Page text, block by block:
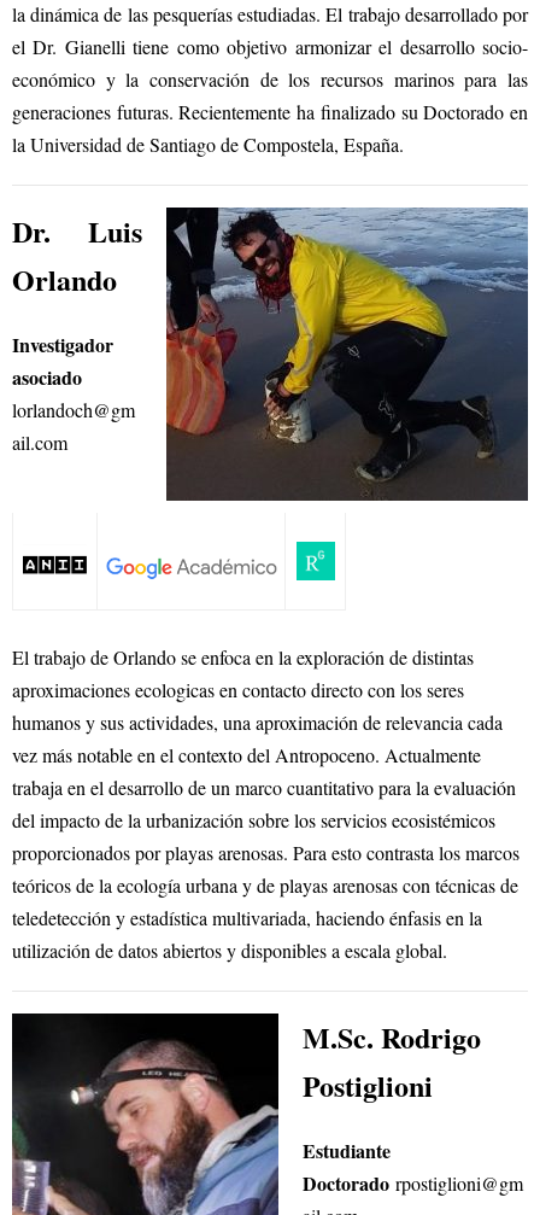
la dinámica de las pesquerías estudiadas. El trabajo desarrollado por
el Dr. Gianelli tiene como objetivo armonizar el desarrollo socio-
económico y la conservación de los recursos marinos para las
generaciones futuras. Recientemente ha finalizado su Doctorado en
la Universidad de Santiago de Compostela, España.
Dr. Luis
Orlando
Investigador
asociado
lorlandoch@gm
ail.com
El trabajo de Orlando se enfoca en la exploración de distintas
aproximaciones ecologicas en contacto directo con los seres
humanos y sus actividades, una aproximación de relevancia cada
vez más notable en el contexto del Antropoceno. Actualmente
trabaja en el desarrollo de un marco cuantitativo para la evaluación
del impacto de la urbanización sobre los servicios ecosistémicos
proporcionados por playas arenosas. Para esto contrasta los marcos
teóricos de la ecología urbana y de playas arenosas con técnicas de
teledetección y estadística multivariada, haciendo énfasis en la
utilización de datos abiertos y disponibles a escala global.
M.Sc. Rodrigo
Postiglioni
Estudiante
Doctorado rpostiglioni@gm